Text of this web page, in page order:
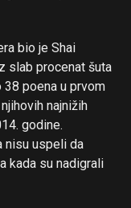
bio je Shai
slab procenat šuta
poena u prvom
najnižih
godine.
nisu uspeli da
kada su nadigrali